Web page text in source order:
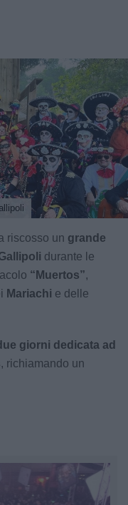
riscosso un grande
durante le
“Muertos”,
Mariachi e delle
giorni dedicata ad
, richiamando un